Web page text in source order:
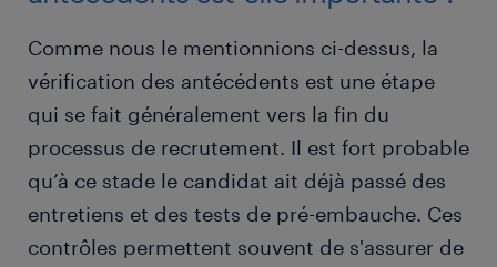
Comme nous le mentionnions ci-dessus, la
vérification des antécédents est une étape
qui se fait généralement vers la fin du
processus de recrutement. Il est fort probable
qu’à ce stade le candidat ait déjà passé des
entretiens et des tests de pré-embauche. Ces
contrôles permettent souvent de s'assurer de